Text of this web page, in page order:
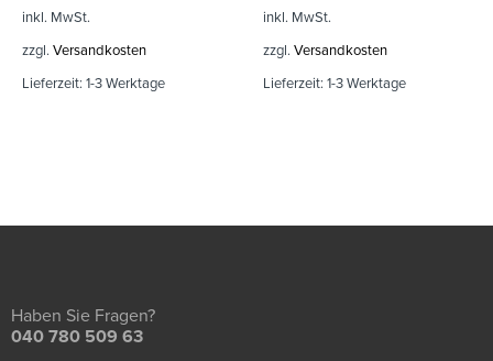
inkl. MwSt.
zzgl. Versandkosten
Lieferzeit: 1-3 Werktage
inkl. MwSt.
zzgl. Versandkosten
Lieferzeit: 1-3 Werktage
Haben Sie Fragen?
040 780 509 63